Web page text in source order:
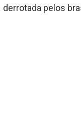
derrotada pelos